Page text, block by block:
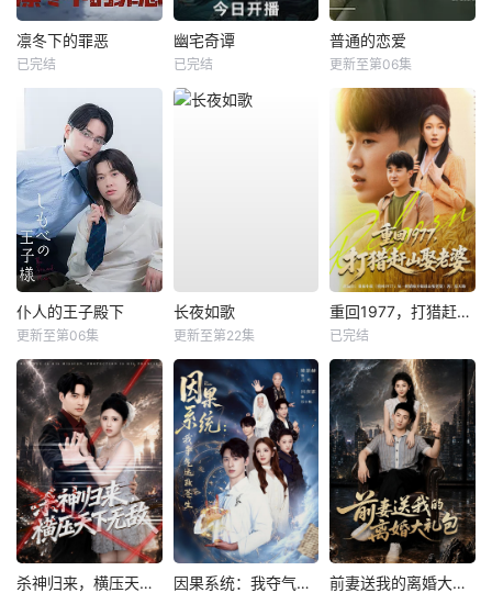
凛冬下的罪恶
已完结
幽宅奇谭
已完结
普通的恋爱
更新至第06集
仆人的王子殿下
更新至第06集
长夜如歌
更新至第22集
重回1977，打猎赶山娶老婆
已完结
杀神归来，横压天下无敌 因果系统：我夺气运救苍生 前妻送我的离婚大礼包